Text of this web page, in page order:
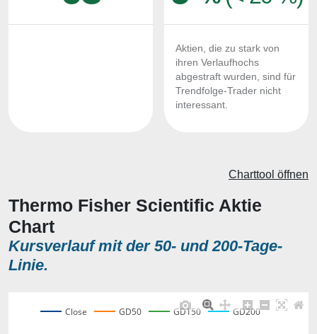
Aktien, die zu stark von
ihren Verlaufhochs
abgestraft wurden, sind für
Trendfolge-Trader nicht
interessant.
Thermo Fisher Scientific Aktie
Chart
Kursverlauf mit der 50- und 200-Tage-
Linie.
Charttool öffnen
Close GD50 GD150 GD200